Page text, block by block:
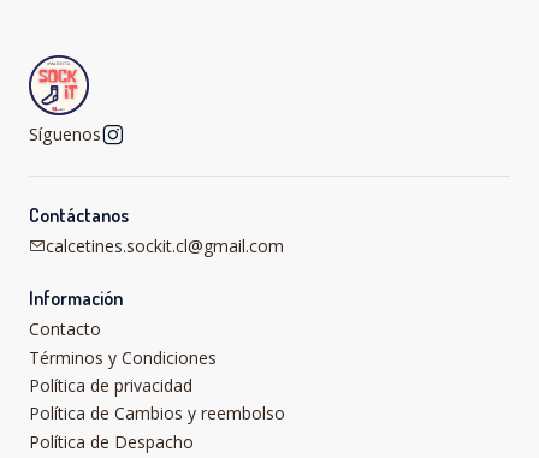
Síguenos
Contáctanos
calcetines.sockit.cl@gmail.com
Información
Contacto
Términos y Condiciones
Política de privacidad
Política de Cambios y reembolso
Política de Despacho